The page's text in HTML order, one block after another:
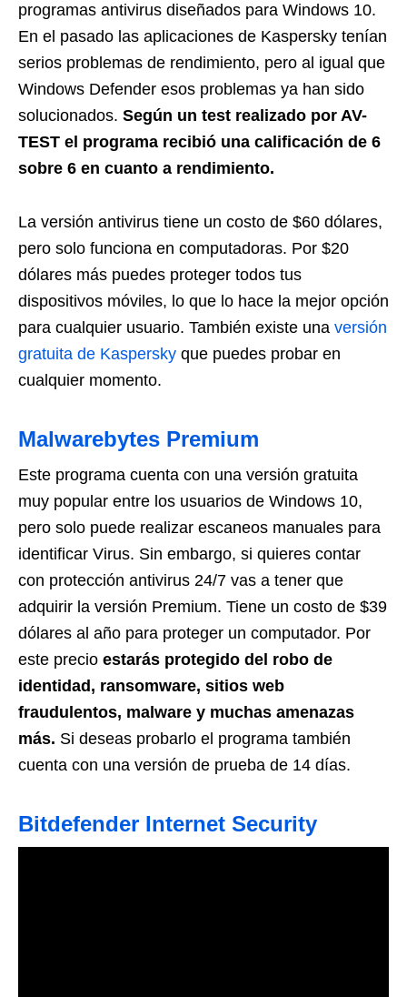
programas antivirus diseñados para Windows 10.
En el pasado las aplicaciones de Kaspersky tenían
serios problemas de rendimiento, pero al igual que
Windows Defender esos problemas ya han sido
solucionados. Según un test realizado por AV-
TEST el programa recibió una calificación de 6
sobre 6 en cuanto a rendimiento.
La versión antivirus tiene un costo de $60 dólares,
pero solo funciona en computadoras. Por $20
dólares más puedes proteger todos tus
dispositivos móviles, lo que lo hace la mejor opción
para cualquier usuario. También existe una versión
gratuita de Kaspersky que puedes probar en
cualquier momento.
Malwarebytes Premium
Este programa cuenta con una versión gratuita
muy popular entre los usuarios de Windows 10,
pero solo puede realizar escaneos manuales para
identificar Virus. Sin embargo, si quieres contar
con protección antivirus 24/7 vas a tener que
adquirir la versión Premium. Tiene un costo de $39
dólares al año para proteger un computador. Por
este precio estarás protegido del robo de
identidad, ransomware, sitios web
fraudulentos, malware y muchas amenazas
más. Si deseas probarlo el programa también
cuenta con una versión de prueba de 14 días.
Bitdefender Internet Security